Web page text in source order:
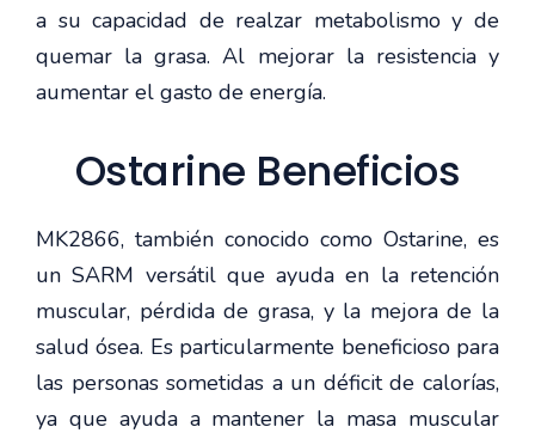
a su capacidad de realzar metabolismo y de
quemar la grasa. Al mejorar la resistencia y
aumentar el gasto de energía.
Ostarine Beneficios
MK2866, también conocido como Ostarine, es
un SARM versátil que ayuda en la retención
muscular, pérdida de grasa, y la mejora de la
salud ósea. Es particularmente beneficioso para
las personas sometidas a un déficit de calorías,
ya que ayuda a mantener la masa muscular